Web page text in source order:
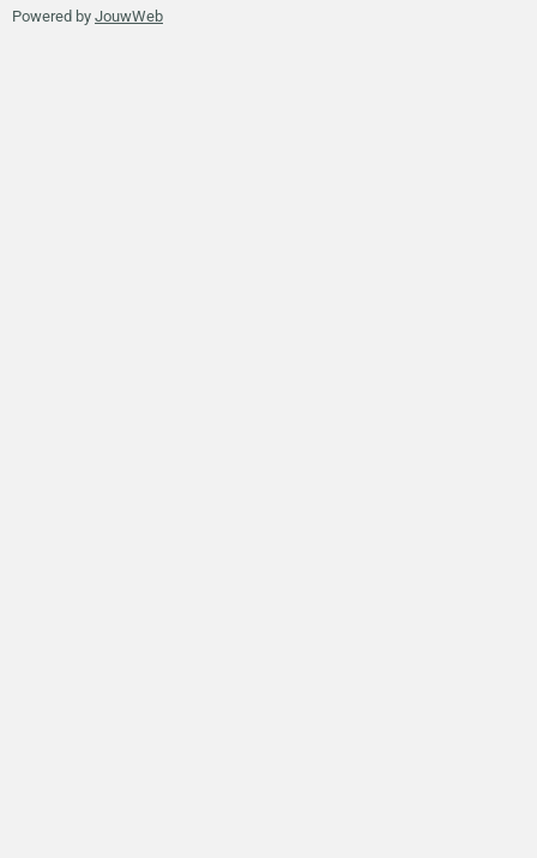
Powered by JouwWeb